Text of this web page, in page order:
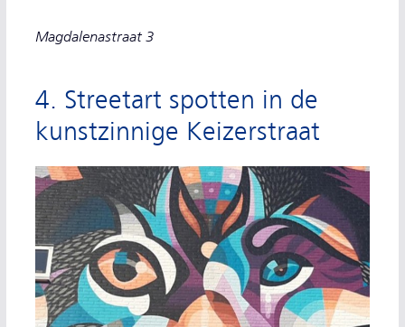
Magdalenastraat 3
4. Streetart spotten in de
kunstzinnige Keizerstraat